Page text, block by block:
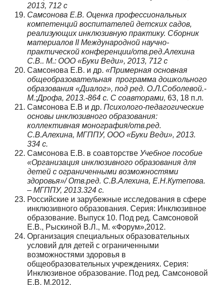
2013, 712 с
Самсонова Е.В. Оценка профессиональных
компетенций воспитателей детских садов,
реализующих инклюзивную практику. Сборник
материалов IIМеждународной научно-
практической конференции/отв.ред.Алехина
С.В.. М.: ООО «Буки Веди», 2013, 712 с
Самсонова Е.В. и др. «Примерная основная
общеобразовательная программа дошкольного
образования «Диалог», под ред. О.Л.Соболевой.-
М.:Дрофа, 2013.-864 с. С соавторами, 63, 18 п.л.
Самсонова Е.В и др. Психолого-педагогические
основы инклюзивного образования:
коллективная монография/отв.ред.
С.В.Алехина, МГППУ, ООО «Буки Веди», 2013.
334 с.
Самсонова Е.В. в соавторстве Учебное пособие
«Организация инклюзивного образования для
детей с ограниченными возможностями
здоровья»/ Отв.ред. С.В.Алехина, Е.Н.Кутепова.
– МГППУ, 2013.324 с.
Российские и зарубежные исследования в сфере
инклюзивного образования. Серия: Инклюзивное
образование. Выпуск 10. Под ред. Самсоновой
Е.В., Рыскиной В.Л., М. «Форум»,2012.
Организация специальных образовательных
условий для детей с ограниченными
возможностями здоровья в
общеобразовательных учреждениях. Серия:
Инклюзивное образование. Под ред. Самсоновой
Е.В. М.2012.